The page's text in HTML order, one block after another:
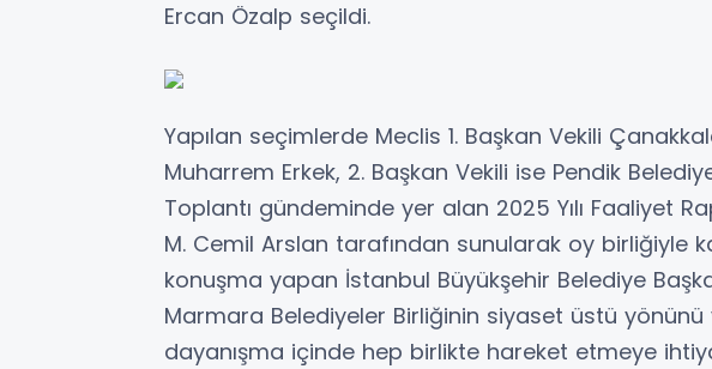
Ercan Özalp seçildi.
Yapılan seçimlerde Meclis 1. Başkan Vekili
Muharrem Erkek, 2. Başkan Vekili ise Pendik
Toplantı gündeminde yer alan 2025 Yılı Faaliyet
M. Cemil Arslan tarafından sunularak oy birliğiyle
konuşma yapan İstanbul Büyükşehir Belediye
Marmara Belediyeler Birliğinin siyaset üstü
dayanışma içinde hep birlikte hareket etmeye